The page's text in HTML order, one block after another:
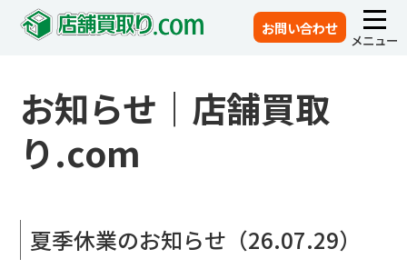
お問い合わせ
メニュー
お知らせ｜店舗買取
り.com
夏季休業のお知らせ（26.07.29）